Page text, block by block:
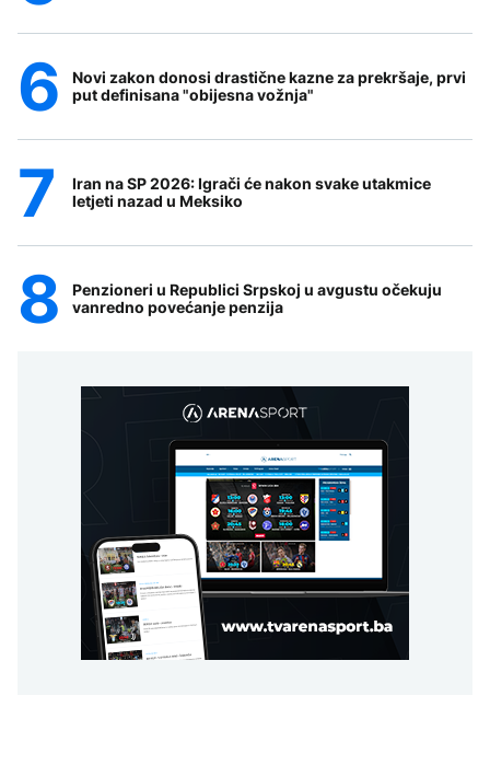
Novi zakon donosi drastične kazne za prekršaje, prvi
put definisana "obijesna vožnja"
Iran na SP 2026: Igrači će nakon svake utakmice
letjeti nazad u Meksiko
Penzioneri u Republici Srpskoj u avgustu očekuju
vanredno povećanje penzija